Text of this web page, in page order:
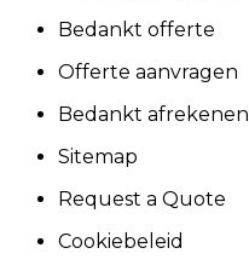
Bedankt offerte
Offerte aanvragen
Bedankt afrekenen
Sitemap
Request a Quote
Cookiebeleid